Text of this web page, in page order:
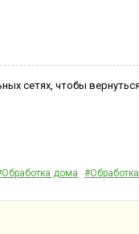
сетях, чтобы
дома